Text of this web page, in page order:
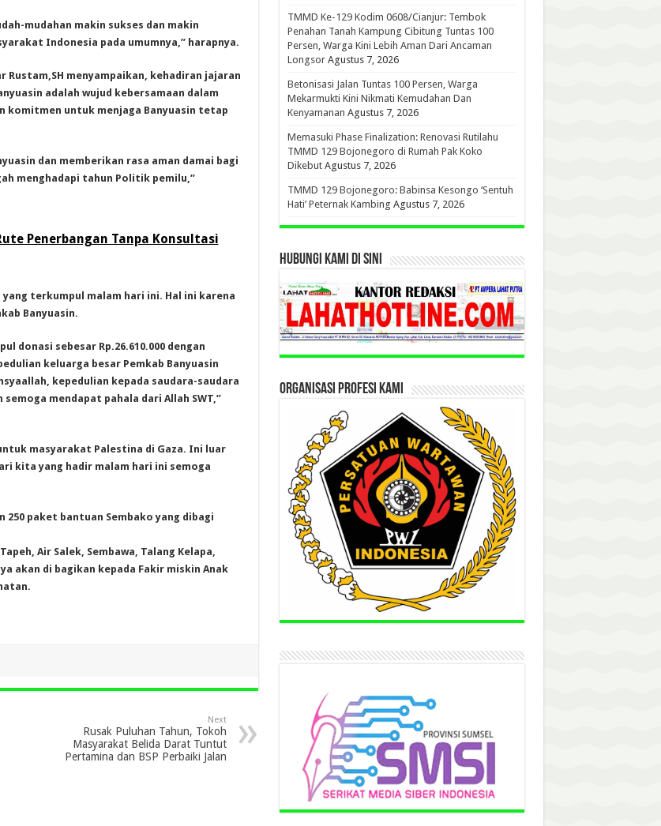
mudahan makin sukses dan makin
Indonesia pada umumnya,” harapnya.
Rustam,SH menyampaikan, kehadiran jajaran
adalah wujud kebersamaan dalam
komitmen untuk menjaga Banyuasin tetap
dan memberikan rasa aman damai bagi
menghadapi tahun Politik pemilu,”
Penerbangan Tanpa Konsultasi
terkumpul malam hari ini. Hal ini karena
Banyuasin.
donasi sebesar Rp.26.610.000 dengan
keluarga besar Pemkab Banyuasin
kepedulian kepada saudara-saudara
mendapat pahala dari Allah SWT,”
masyarakat Palestina di Gaza. Ini luar
kita yang hadir malam hari ini semoga
paket bantuan Sembako yang dibagi
Air Salek, Sembawa, Talang Kelapa,
akan di bagikan kepada Fakir miskin Anak
Next
Rusak Puluhan Tahun, Tokoh
Masyarakat Belida Darat Tuntut
Pertamina dan BSP Perbaiki Jalan
TMMD Ke-129 Kodim 0608/Cianjur: Tembok
Penahan Tanah Kampung Cibitung Tuntas 100
Persen, Warga Kini Lebih Aman Dari Ancaman
Longsor Agustus 7, 2026
Betonisasi Jalan Tuntas 100 Persen, Warga
Mekarmukti Kini Nikmati Kemudahan Dan
Kenyamanan Agustus 7, 2026
Memasuki Phase Finalization: Renovasi Rutilahu
TMMD 129 Bojonegoro di Rumah Pak Koko
Dikebut Agustus 7, 2026
TMMD 129 Bojonegoro: Babinsa Kesongo ‘Sentuh
Hati’ Peternak Kambing Agustus 7, 2026
HUBUNGI KAMI DI SINI
ORGANISASI PROFESI KAMI